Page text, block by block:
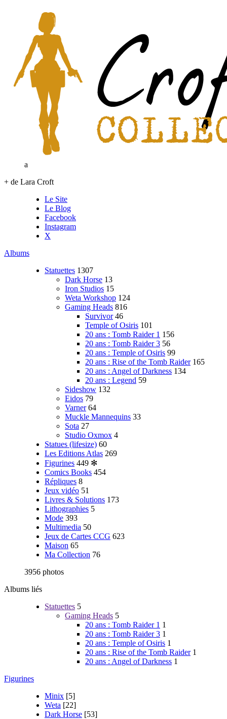
a
+ de Lara Croft
Le Site
Le Blog
Facebook
Instagram
X
Albums
Statuettes 1307
Dark Horse 13
Iron Studios 15
Weta Workshop 124
Gaming Heads 816
Survivor 46
Temple of Osiris 101
20 ans : Tomb Raider 1 156
20 ans : Tomb Raider 3 56
20 ans : Temple of Osiris 99
20 ans : Rise of the Tomb Raider 165
20 ans : Angel of Darkness 134
20 ans : Legend 59
Sideshow 132
Eidos 79
Varner 64
Muckle Mannequins 33
Sota 27
Studio Oxmox 4
Statues (lifesize) 60
Les Editions Atlas 269
Figurines 449 ✻
Comics Books 454
Répliques 8
Jeux vidéo 51
Livres & Solutions 173
Lithographies 5
Mode 393
Multimedia 50
Jeux de Cartes CCG 623
Maison 65
Ma Collection 76
3956 photos
Albums liés
Statuettes 5
Gaming Heads 5
20 ans : Tomb Raider 1 1
20 ans : Tomb Raider 3 1
20 ans : Temple of Osiris 1
20 ans : Rise of the Tomb Raider 1
20 ans : Angel of Darkness 1
Figurines
Minix [5]
Weta [22]
Dark Horse [53]